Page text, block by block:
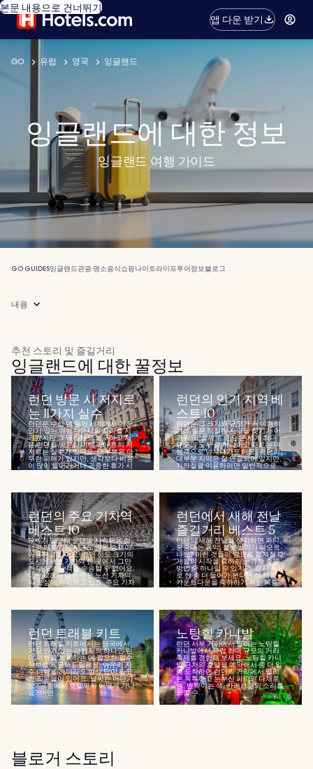
본문 내용으로 건너뛰기
앱 다운 받기
GO 유럽 영국 잉글랜드
잉글랜드에 대한 정보
잉글랜드 여행 가이드
GO GUIDES잉글랜드관광 명소음식쇼핑나이트라이프투어정보블로그
내용
추천 스토리 및 즐길거리
잉글랜드에 대한 꿀정보
런던 방문 시 저지르
는 11가지 실수
런던은 수십 년 동안 세계에서 가장
인기 있는 여행지로서의 자리를 지
켜왔지만 그 명성에도 불구하고 처
음 런던을 방문한 여행객이 흔히 저
지르는 실수가 있어요. 대부분은 아
무런 피해가 없지만, 생각보다 비용
이 많이 들어가거나 귀중한 휴가 시
간을 낭비하게...
런던의 인기 지역 베
스트 10
런던은 그 크기와 규모가 커 여행하
기에 좋은 적절한 지역을 찾기가 어
려워요. 실제로, 런던은 세계 최대
규모의 도시 중 하나이고 때로는 여
행객으로 넘쳐나기도 해요. 런던의
대부분 지역은 잘 연결되어 있지만,
지하철을 이용하려면 일반적으로
많은 노선이...
런던의 주요 기차역
베스트 10
19세기 말부터 운영을 지속해온 런
던의 기차역은 지금도 많은 승객이
이용하고 있어요. 런던 정도 크기의
도시에서는 기차역 한 곳에서 그만
한 대량의 승객을 수송할 수 없어요.
대신 12개가 넘는 주요 노선 기차역
이 도심에 자리하고 있죠. 주요 기차
역은...
런던에서 새해 전날
즐길거리 베스트 5
런던의 새해 전날을 생각하면 파티,
쿵쿵대는 음악, 불꽃놀이가 떠오르
나요? 이런 것들이 앞으로 펼쳐질 12
개월의 시작을 축하하는 가장 좋은
방법 중 하나일 수 있지만, 도시 속으
로 한 층 더 들어가 본다면 한 해의
카운트다운을 축하하기 위한 독특
한...
런던 트래블 키트
런던 트래블 키트에서는 영국에서
가장 인기 있는 여행지의 하나인 런
던 여행을 계획하는 데 필요한 필수
정보를 제공해드릴게요. 아무리 자
주 여행을 하더라도 항상 답이 필요
한 질문들이 있어요. 날씨는 어떤가
요? 공항에서 호텔까지 어떻게 가나
요? 어떤...
노팅힐 카니발
런던 서부 거리에서 열리는 노팅힐
카니발에서 유럽 최대 규모의 거리
축제를 경험해 보세요. 노팅힐 카니
발 근처의 호텔을 예약해서 좀 더 일
찍 도착하면 런던의 거리에서 열리
는 독특하고 눈부신 파티의 다채로
움, 반짝이는 색, 카리브해의 소리를
느낄 수...
블로거 스토리